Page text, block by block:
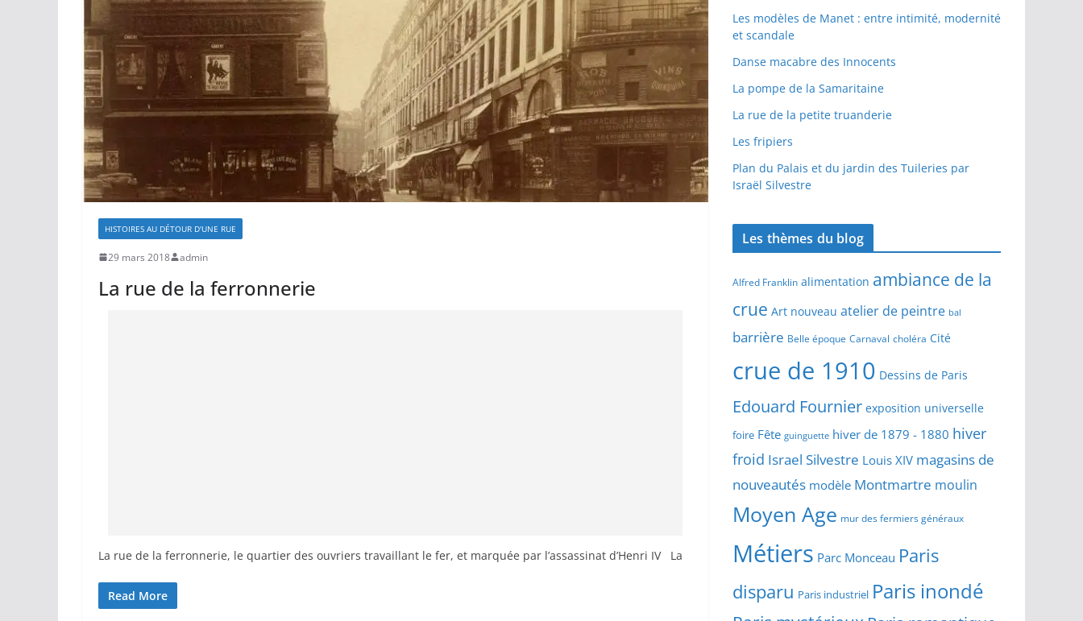
HISTOIRES AU DÉTOUR D'UNE RUE
29 mars 2018 admin
La rue de la ferronnerie
La rue de la ferronnerie, le quartier des ouvriers travaillant le fer, et marquée par l’assassinat d’Henri IV La
Read More
Les modèles de Manet : entre intimité, modernité
et scandale
Danse macabre des Innocents
La pompe de la Samaritaine
La rue de la petite truanderie
Les fripiers
Plan du Palais et du jardin des Tuileries par
Israël Silvestre
Les thèmes du blog
Alfred Franklin alimentation ambiance de la
crue Art nouveau atelier de peintre bal
barrière Belle époque Carnaval choléra Cité
crue de 1910 Dessins de Paris
Edouard Fournier exposition universelle
foire Fête guinguette hiver de 1879 - 1880 hiver
froid Israel Silvestre Louis XIV magasins de
nouveautés modèle Montmartre moulin
Moyen Age mur des fermiers généraux
Métiers Parc Monceau Paris
disparu Paris industriel Paris inondé